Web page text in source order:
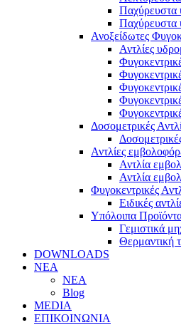
Παχύρευστα
Παχύρευστα
Ανοξείδωτες
Αντλίες
Δοσομετρικές
Αντλίες
Αντλία
Αντλία
Φυγοκεντρικές
Ειδικές
Υπόλοιπα
Γεμιστικά
Θερμαντική
DOWNLOADS
ΝΕΑ
ΝΕΑ
Blog
MEDIA
ΕΠΙΚΟΙΝΩΝΙΑ